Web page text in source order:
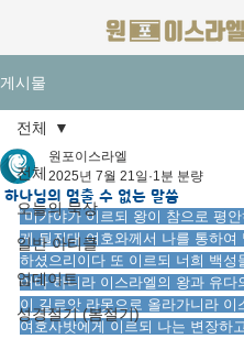
게시물
전체
오늘의 묵상
일반 아티클
업데이트
성경절기 (봄절기)
전체
하나님의 멈출 수 없는 말씀
원포이스라엘
2025년 7월 21일 1분 분량
“미가야가 이르되 왕이 참으로 평
게 될진대 여호와께서 나를 통하여
하셨으리이다 또 이르되 너희 백성
어다 하니라 이스라엘의 왕과 유다
이 길르앗 라못으로 올라가니라 이
여호사밧에게 이르되 나는 변장하